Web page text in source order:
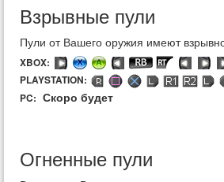
Взрывные пули
Пули от Вашего оружия имеют
XBOX:
PLAYSTATION:
PC: Скоро будет
Огненные пули